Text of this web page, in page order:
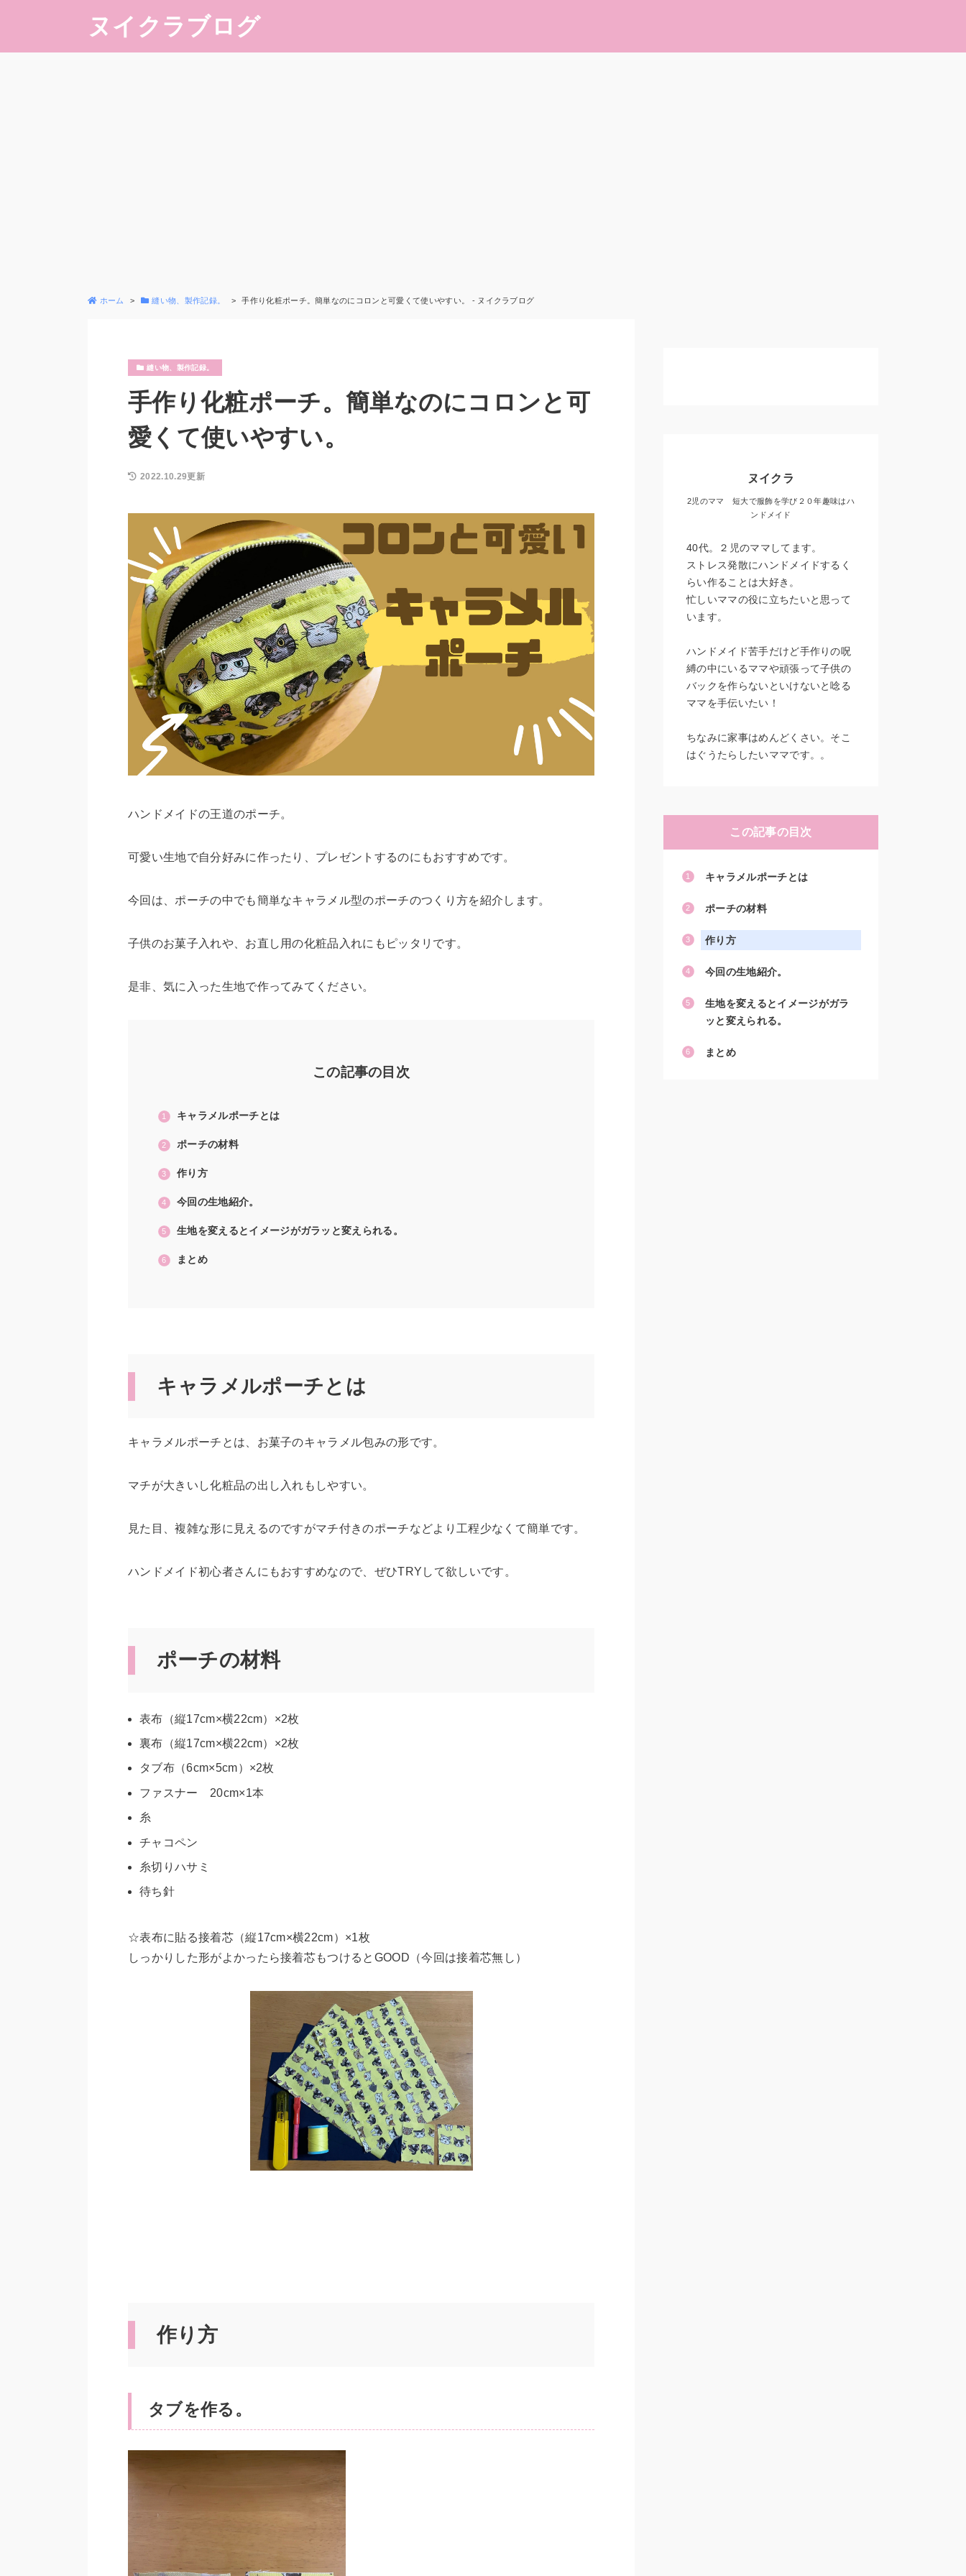
ヌイクラブログ
ホーム 縫い物、製作記録。 手作り化粧ポーチ。簡単なのにコロンと可愛くて使いやすい。 - ヌイクラブログ
縫い物、製作記録。
手作り化粧ポーチ。簡単なのにコロンと可
愛くて使いやすい。
2022.10.29更新
ハンドメイドの王道のポーチ。
可愛い生地で自分好みに作ったり、プレゼントするのにもおすすめです。
今回は、ポーチの中でも簡単なキャラメル型のポーチのつくり方を紹介します。
子供のお菓子入れや、お直し用の化粧品入れにもピッタリです。
是非、気に入った生地で作ってみてください。
この記事の目次
キャラメルポーチとは
ポーチの材料
作り方
今回の生地紹介。
生地を変えるとイメージがガラッと変えられる。
まとめ
キャラメルポーチとは
キャラメルポーチとは、お菓子のキャラメル包みの形です。
マチが大きいし化粧品の出し入れもしやすい。
見た目、複雑な形に見えるのですがマチ付きのポーチなどより工程少なくて簡単です。
ハンドメイド初心者さんにもおすすめなので、ぜひTRYして欲しいです。
ポーチの材料
表布（縦17cm×横22cm）×2枚
裏布（縦17cm×横22cm）×2枚
タブ布（6cm×5cm）×2枚
ファスナー 20cm×1本
糸
チャコペン
糸切りハサミ
待ち針
☆表布に貼る接着芯（縦17cm×横22cm）×1枚
しっかりした形がよかったら接着芯もつけるとGOOD（今回は接着芯無し）
作り方
タブを作る。
ヌイクラ
2児のママ 短大で服飾を学び２０年趣味はハ
ンドメイド
40代。２児のママしてます。
ストレス発散にハンドメイドするく
らい作ることは大好き。
忙しいママの役に立ちたいと思って
います。
ハンドメイド苦手だけど手作りの呪
縛の中にいるママや頑張って子供の
バックを作らないといけないと唸る
ママを手伝いたい！
ちなみに家事はめんどくさい。そこ
はぐうたらしたいママです。。
この記事の目次
キャラメルポーチとは
ポーチの材料
作り方
今回の生地紹介。
生地を変えるとイメージがガラ
ッと変えられる。
まとめ